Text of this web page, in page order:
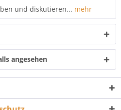
und diskutieren... mehr
angesehen